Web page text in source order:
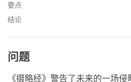
要点
结论
问题
《摄略经》警告了未来的一场